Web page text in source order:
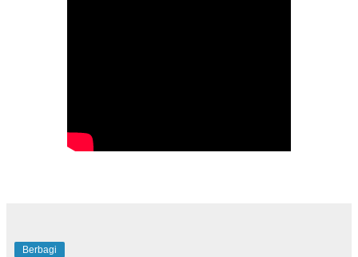
Berbagi